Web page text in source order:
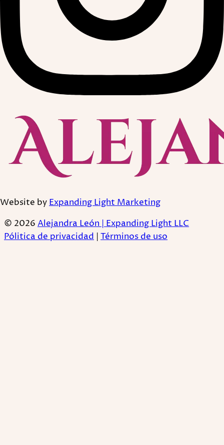
Website byExpanding Light Marketing
© 2026 Alejandra León | Expanding Light LLC
Pólitica de privacidad Términos de uso